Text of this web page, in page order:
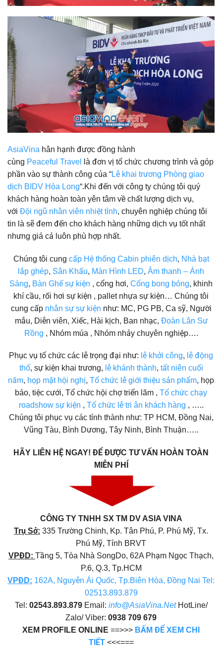
AsiaVina hân hạnh được đồng hành
cùng Peaceful Travel
là đơn vị tổ chức chương trình và góp
phần vào sự thành công của “Lễ khai trương Phòng giao
dịch BIDV Hòa Long“.Khi đến với công ty chúng tôi quý
khách hàng hoàn toàn yên tâm về chất lượng dịch vụ,
với Đội ngũ nhân viên nhiệt tình, chuyên nghiệp chúng tôi
tin là sẽ đem đến cho khách hàng những dịch vụ tốt nhất
nhưng giá cả luôn phù hợp nhất.
Chúng tôi cung cấp Hệ thống Cabin phiên dịch, Nhà bạt
lắp ghép, Sân Khấu, Màn Hình LED, Âm thanh – Ánh
Sáng, Bàn Ghế sự kiện , cổng hơi, Cổng bong bóng, khinh
khí cầu, rối hơi sự kiện , pallet nhựa sự kiện… Chúng tôi
cung cấp nhân sự sự kiện như: MC, PG PB, Ca sỹ, Người
mẫu, Diễn viên, Xiếc, Hài kịch, Ban nhạc, Đoàn Lân Sư
Rồng , Nhóm múa , Nhóm nhảy chuyên nghiệp….
Phục vụ tổ chức các lễ trọng đại như: lễ khởi công, lễ động
thổ, sự kiện khai trương, lễ khánh thành, tất niên cuối
năm, họp mặt hội nghị, Tổ chức lễ giới thiệu sản phẩm, họp
báo, tiệc cưới, Tổ chức hội chợ triển lãm , Tổ chức chạy
roadshow sự kiện , Tổ chức lễ tri ân khách hàng , …..
Chúng tôi phục vụ các tỉnh thành như: TP HCM, Đồng Nai,
Vũng Tàu, Bình Dương, Tây Ninh, Bình Thuận…..
HÃY LIÊN HỆ NGAY! ĐỂ ĐƯỢC TƯ VẤN HOÀN TOÀN
MIỄN PHÍ
CÔNG TY TNHH SX TM DV ASIA VINA
Trụ Sở: 335 Trường Chinh, Kp. Tân Phú, P. Phú Mỹ, Tx.
Phú Mỹ, Tỉnh BRVT
VPĐD: Tầng 5, Tòa Nhà SongDo, 62A Phạm Ngọc Thạch,
P.6, Q.3, Tp.HCM
VPĐD: 162A, Nguyễn Ái Quốc, Tp.Biên Hòa, Đồng Nai Tel:
02513.893.879
Tel: 02543.893.879Email: info@AsiaVina.NetHotLine/
Zalo/ Viber: 0938 709 679
XEM PROFILE ONLINE ==>>> BẤM ĐỂ XEM CHI
TIẾT <<<===